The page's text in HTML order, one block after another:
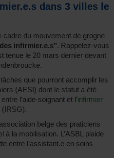
dans 3 villes le
cadre du mouvement de grogne
infirmier.e.s". Rappelez-vous
tenue le 20 mars dernier devant
que pourront accomplir les
(AESI) dont le statut a été
l’aide-soignant et l’infirmier
(IRSG).
belge des praticiens
à la mobilisation. L’ASBL plaide
entre l’assistant.e en soins